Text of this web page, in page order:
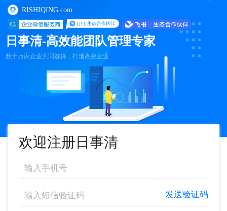
RISHIQING.com
日事清-高效能团队管理专家
数十万家企业共同选择，打造高效企业
欢迎注册日事清
发送验证码